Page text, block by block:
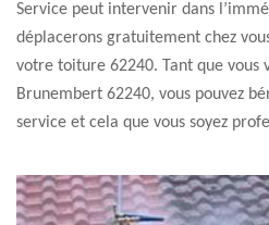
Service peut intervenir dans
déplacerons gratuitement chez
votre toiture 62240. Tant que vous
Brunembert 62240, vous pouvez
service et cela que vous soyez